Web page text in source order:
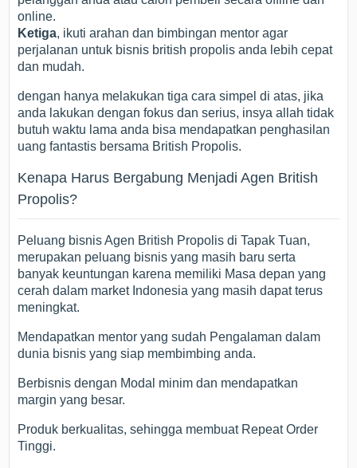
online.
Ketiga, ikuti arahan dan bimbingan mentor agar
perjalanan untuk bisnis british propolis anda lebih cepat
dan mudah.
dengan hanya melakukan tiga cara simpel di atas, jika
anda lakukan dengan fokus dan serius, insya allah tidak
butuh waktu lama anda bisa mendapatkan penghasilan
uang fantastis bersama British Propolis.
Kenapa Harus Bergabung Menjadi Agen British
Propolis?
Peluang bisnis Agen British Propolis di Tapak Tuan,
merupakan peluang bisnis yang masih baru serta
banyak keuntungan karena memiliki Masa depan yang
cerah dalam market Indonesia yang masih dapat terus
meningkat.
Mendapatkan mentor yang sudah Pengalaman dalam
dunia bisnis yang siap membimbing anda.
Berbisnis dengan Modal minim dan mendapatkan
margin yang besar.
Produk berkualitas, sehingga membuat Repeat Order
Tinggi.